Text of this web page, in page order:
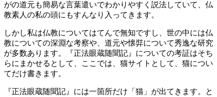
がの道元も簡易な言葉遣いでわかりやすく説法していて、仏
教素人の私の頭にもすんなり入ってきます。
しかし私は仏教についてはてんで無知ですし、世の中には仏
教についての深淵な考察や、道元や懐弉について秀逸な研究
が多数あります。『正法眼蔵随聞記』についての考証はそち
らにまかせるとして、ここでは、猫サイトとして、猫につい
てだけ書きます。
『正法眼蔵随聞記』には一箇所だけ「猫」が出てきます。と